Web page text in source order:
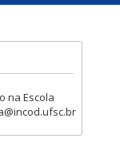
na Escola